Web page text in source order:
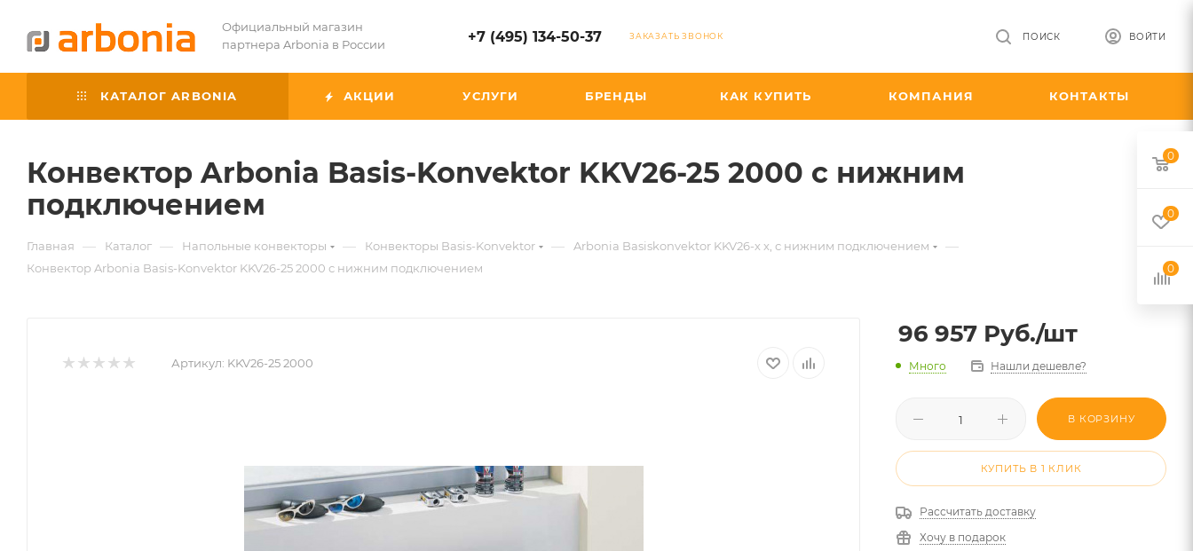
Официальный магазин
партнера Arbonia в России
+7 (495) 134-50-37 ЗАКАЗАТЬ ЗВОНОК ВОЙТИ
ПОИСК
КАТАЛОГ ARBONIA АКЦИИ УСЛУГИ БРЕНДЫ КАК КУПИТЬ КОМПАНИЯ КОНТАКТЫ
Конвектор Arbonia Basis-Konvektor KKV26-25 2000 с нижним
подключением
Главная — Каталог — Напольные конвекторы — Конвекторы Basis-Konvektor — Arbonia Basiskonvektor KKV26-х x, с нижним подключением —
Конвектор Arbonia Basis-Konvektor KKV26-25 2000 с нижним подключением
Артикул: KKV26-25 2000
96 957 Руб./шт
Много Нашли дешевле?
В КОРЗИНУ
КУПИТЬ В 1 КЛИК
Рассчитать доставку
Хочу в подарок
0
0
0